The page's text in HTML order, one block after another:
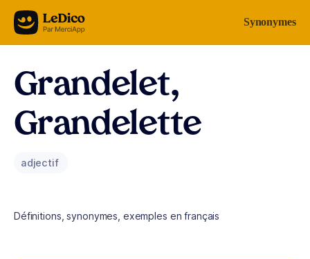
Aller au contenu Synonymes
Grandelet,
Grandelette
adjectif
Définitions, synonymes, exemples en français